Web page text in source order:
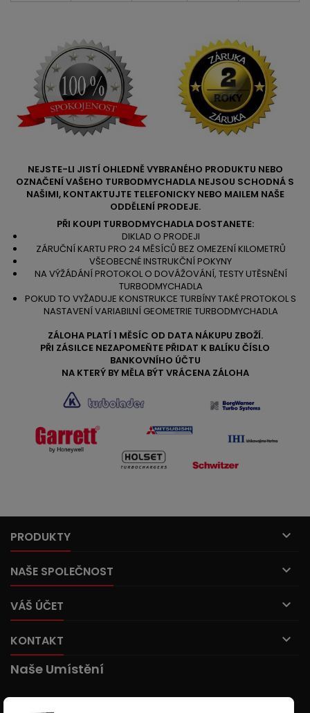
NEJSTE-LI JISTÍ OHLEDNĚ VYBRANÉHO PRODUKTU NEBO
OZNAČENÍ VAŠEHO TURBODMYCHADLA NEJSOU SCHODNÁ S
NAŠIMI, KONTAKTUJTE TELEFONICKY NEBO MAILEM NAŠE
ODDĚLENÍ PRODEJE.
PŘI KOUPI TURBODMYCHADLA DOSTANETE:
DIKLAD O PRODEJI
ZÁRUČNÍ KARTU PRO 24 MĚSÍCŮ BEZ OMEZENÍ KILOMETRŮ
VŠEOBECNÉ INSTRUKČNÍ POKYNY
NA VÝŽÁDÁNÍ PROTOKOL O DOVÁŽOVÁNÍ, TESTY UTĚSNĚNÍ
TURBODMYCHADLA
POKUD TO VYŽADUJE KONSTRUKCE TURBÍNY TAKÉ PROTOKOL S
NASTAVENÍ VARIABILNÍ GEOMETRIE TURBODMYCHADLA
ZÁLOHA PLATÍ 1 MĚSÍC OD DATA NÁKUPU ZBOŽÍ.
PŘI ZÁSILCE NEZAPOMEŇTE PŘIDAT K BALÍKU ČÍSLO
BANKOVNÍHO ÚČTU
NA KTERÝ BY MĚLA BÝT VRÁCENA ZÁLOHA
PRODUKTY 
NAŠE SPOLEČNOST 
VÁŠ ÚČET 
KONTAKT 
Naše Umístění